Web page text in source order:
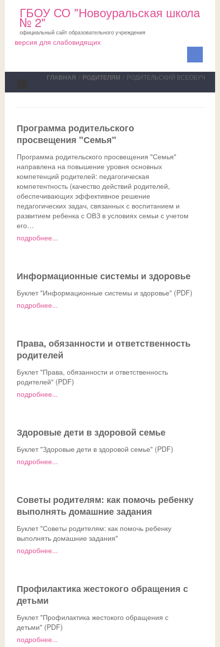
ГБОУ СО "Новоуральская школа
№ 2"
официальный сайт образовательного учреждения
версия для слабовидящих
О школе
Новости
Официально
СМИ о нас
Дни открытых дверей
Планы
Актуально
Исполнение законодательства
Общешкольные
Коллектив
Профсоюз
Доска почета
Традиции
Музей
Дорожная безопасность
Успехи
ПМПК
Документы на ПМПК
Рекомендации ПМПК для целей ГИА
Медблок
Обучающимся
Трудовой отряд
Команда волонтеров
Совет обучающихся
ГИА-2026
Допобразование
Школьный спортклуб
Школьный театр
Родителям
Школьная служба примирения
Безопасность детей в летний период
НОКО
Ссылки
СФЕРУМ - sferum.ru
ЦОК - educont.ru
ВК
ГЛАВНАЯ / РОДИТЕЛЯМ / РОДИТЕЛЬСКИЙ ВСЕОБУЧ
Программа родительского
просвещения "Семья"
Программа родительского просвещения "Семья"
направлена на повышение уровня основных
компетенций родителей: педагогическая
компетентность (качество действий родителей,
обеспечивающих эффективное решение
педагогических задач, связанных с воспитанием и
развитием ребенка с ОВЗ в условиях семьи с учетом
его…
подробнее...
Информационные системы и здоровье
Буклет "Информационные системы и здоровье" (PDF)
подробнее...
Права, обязанности и ответственность
родителей
Буклет "Права, обязанности и ответственность
родителей" (PDF)
подробнее...
Здоровые дети в здоровой семье
Буклет "Здоровые дети в здоровой семье" (PDF)
подробнее...
Советы родителям: как помочь ребенку
выполнять домашние задания
Буклет "Советы родителям: как помочь ребенку
выполнять домашние задания"
подробнее...
Профилактика жестокого обращения с
детьми
Буклет "Профилактика жестокого обращения с
детьми" (PDF)
подробнее...